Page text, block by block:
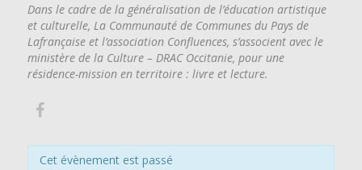
Dans le cadre de la généralisation de l’éducation artistique
et culturelle, La Communauté de Communes du Pays de
Lafrançaise et l’association Confluences, s’associent avec le
ministère de la Culture – DRAC Occitanie, pour une
résidence-mission en territoire : livre et lecture.
Cet évènement est passé